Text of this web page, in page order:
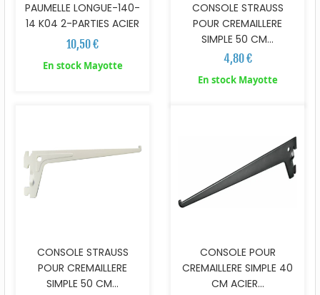
PAUMELLE LONGUE-140-
14 K04 2-PARTIES ACIER
10,50 €
En stock Mayotte
CONSOLE STRAUSS
POUR CREMAILLERE
SIMPLE 50 CM...
4,80 €
En stock Mayotte
CONSOLE STRAUSS
POUR CREMAILLERE
SIMPLE 50 CM...
CONSOLE POUR
CREMAILLERE SIMPLE 40
CM ACIER...